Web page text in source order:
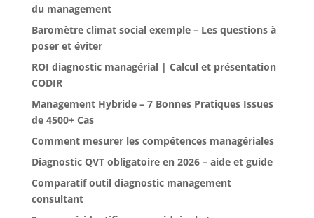
du management
Baromètre climat social exemple – Les questions à
poser et éviter
ROI diagnostic managérial | Calcul et présentation
CODIR
Management Hybride – 7 Bonnes Pratiques Issues
de 4500+ Cas
Comment mesurer les compétences managériales
Diagnostic QVT obligatoire en 2026 – aide et guide
Comparatif outil diagnostic management
consultant